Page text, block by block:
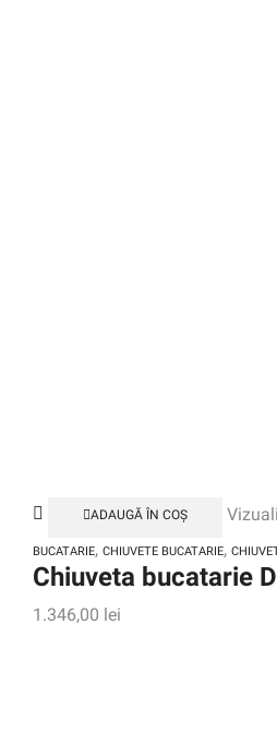
ADAUGĂ ÎN COȘ
BUCATARIE, CHIUVETE BUCATARIE,
Chiuveta bucatarie
1.346,00 lei